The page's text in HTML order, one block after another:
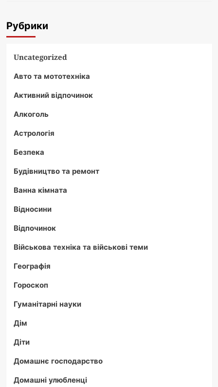
Рубрики
Uncategorized
Авто та мототехніка
Активний відпочинок
Алкоголь
Астрологія
Безпека
Будівництво та ремонт
Ванна кімната
Відносини
Відпочинок
Військова техніка та військові теми
Географія
Гороскоп
Гуманітарні науки
Дім
Діти
Домашнє господарство
Домашні улюбленці